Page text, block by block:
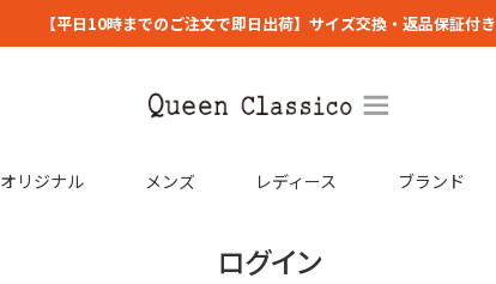
【平日10時までのご注文で即日出荷】サイズ交換・返品保証付き
リジナル メンズ レディース ブランド
ログイン